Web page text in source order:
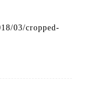
03/cropped-